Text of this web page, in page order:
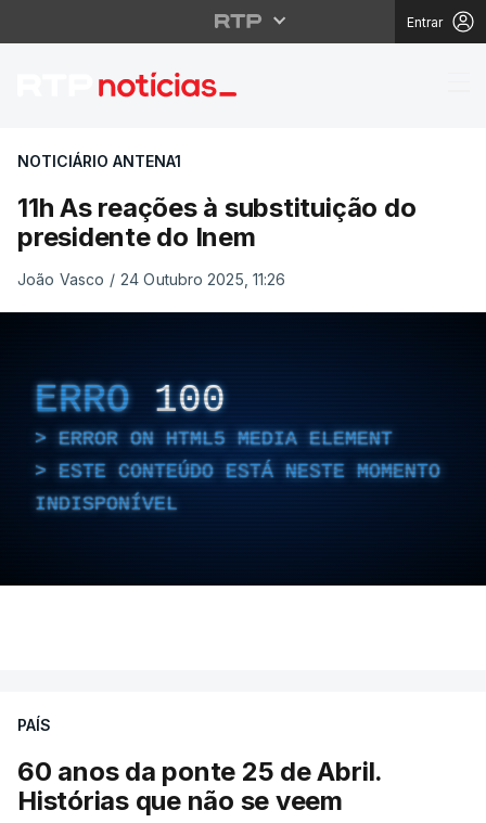
Entrar
11h As reações à
NOTICIÁRIO ANTENA1
11h As reações à substituição do
presidente do Inem
João Vasco / 24 Outubro 2025, 11:26
ERRO 100
ERROR ON HTML5 MEDIA ELEMENT
ESTE CONTEÚDO ESTÁ NESTE MOMENTO
INDISPONÍVEL
PAÍS
60 anos da ponte 25 de Abril.
Histórias que não se veem